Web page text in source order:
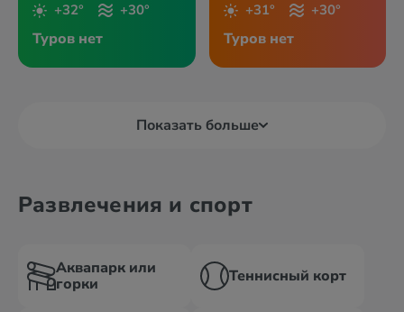
+32° +30°
Туров нет
+31° +30°
Туров нет
Показать больше
Развлечения и спорт
Аквапарк или
горки
Теннисный корт